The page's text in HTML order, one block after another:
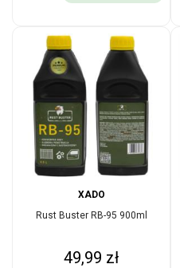
XADO
Rust Buster RB-95 900ml
Cena
49,99 zł